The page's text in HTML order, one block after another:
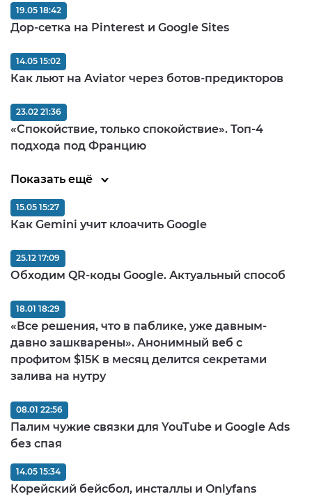
Дор-сетка на Pinterest и Google Sites
19.05 18:42
Как льют на Aviator через ботов-предикторов
14.05 15:02
«Спокойствие, только спокойствие». Топ-4
подхода под Францию
23.02 21:36
Показать ещё
Как Gemini учит клоачить Google
15.05 15:27
Обходим QR-коды Google. Актуальный способ
25.12 17:09
«Все решения, что в паблике, уже давным-
давно зашкварены». Анонимный веб с
профитом $15K в месяц делится секретами
залива на нутру
18.01 18:29
Палим чужие связки для YouTube и Google Ads
без спая
08.01 22:56
Корейский бейсбол, инсталлы и Onlyfans
14.05 15:34